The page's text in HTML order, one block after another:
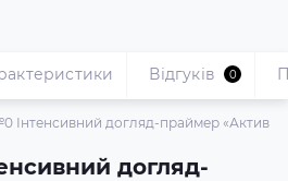
Інтенсивний догляд-праймер
догляд-
Відгуків 0